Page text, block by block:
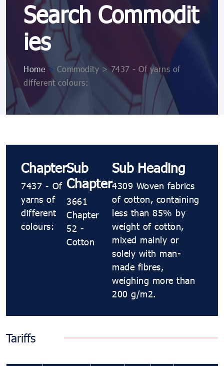
Search Commodit
ies
Home > Commodity > 7437 - Of yarns of
different colours:
Chapter
7437 - Of
yarns of
different
colours:
Sub
Chapter
3661
Chapter
52 -
Cotton
Sub Heading
4309 Woven fabrics
of cotton, containing
less than 85% by
weight of cotton,
mixed mainly or
solely with man-
made fibres,
weighing more than
200 g/m2.
Tariffs